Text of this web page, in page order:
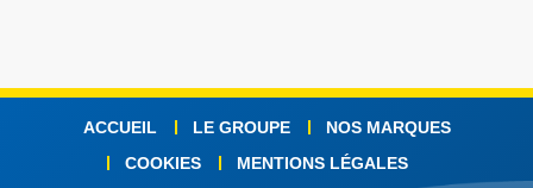
ACCUEIL LE GROUPE
NOS MARQUES
COOKIES
MENTIONS LÉGALES